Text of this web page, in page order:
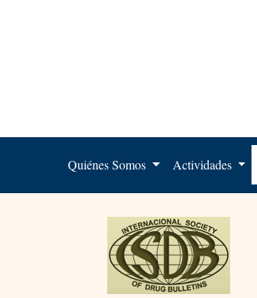
Quiénes Somos Actividades